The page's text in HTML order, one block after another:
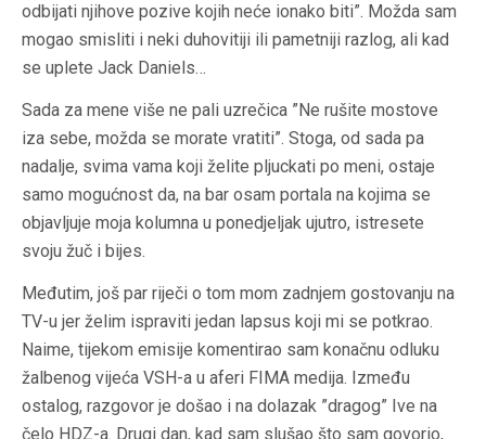
odbijati njihove pozive kojih neće ionako biti”. Možda sam
mogao smisliti i neki duhovitiji ili pametniji razlog, ali kad
se uplete Jack Daniels…
Sada za mene više ne pali uzrečica ”Ne rušite mostove
iza sebe, možda se morate vratiti”. Stoga, od sada pa
nadalje, svima vama koji želite pljuckati po meni, ostaje
samo mogućnost da, na bar osam portala na kojima se
objavljuje moja kolumna u ponedjeljak ujutro, istresete
svoju žuč i bijes.
Međutim, još par riječi o tom mom zadnjem gostovanju na
TV-u jer želim ispraviti jedan lapsus koji mi se potkrao.
Naime, tijekom emisije komentirao sam konačnu odluku
žalbenog vijeća VSH-a u aferi FIMA medija. Između
ostalog, razgovor je došao i na dolazak ”dragog” Ive na
čelo HDZ-a. Drugi dan, kad sam slušao što sam govorio,